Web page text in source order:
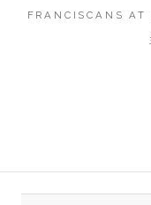
FRANCISCANS AT